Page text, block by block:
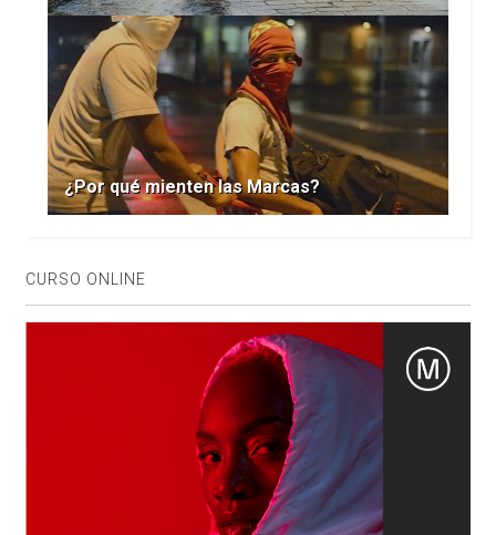
¿Por qué mienten las Marcas?
CURSO ONLINE